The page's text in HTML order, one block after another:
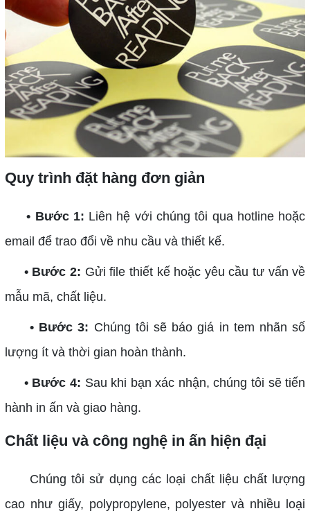
Quy trình đặt hàng đơn giản
• Bước 1: Liên hệ với chúng tôi qua hotline hoặc
email để trao đổi về nhu cầu và thiết kế.
• Bước 2: Gửi file thiết kế hoặc yêu cầu tư vấn về
mẫu mã, chất liệu.
• Bước 3: Chúng tôi sẽ báo giá in tem nhãn số
lượng ít và thời gian hoàn thành.
• Bước 4: Sau khi bạn xác nhận, chúng tôi sẽ tiến
hành in ấn và giao hàng.
Chất liệu và công nghệ in ấn hiện đại
Chúng tôi sử dụng các loại chất liệu chất lượng
cao như giấy, polypropylene, polyester và nhiều loại